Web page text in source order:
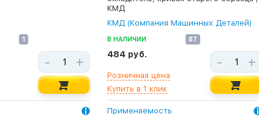
1
- +
КМД
КМД (Компания Машинных Деталей)
В НАЛИЧИИ 87
484 руб.
Розничная цена
Купить в 1 клик
- +
Применяемость